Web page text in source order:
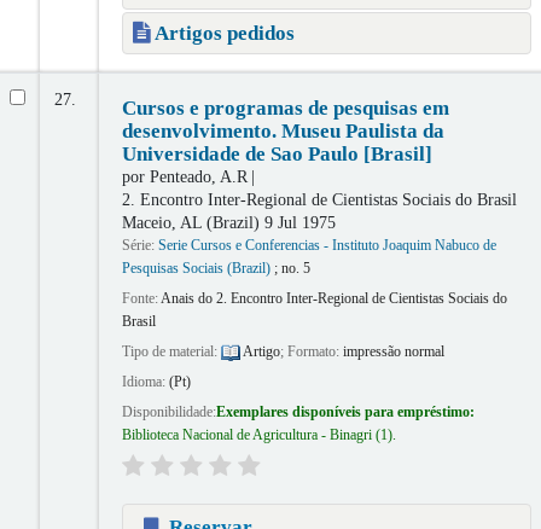
Artigos pedidos
27.
Cursos e programas de pesquisas em
desenvolvimento. Museu Paulista da
Universidade de Sao Paulo [Brasil]
por Penteado, A.R
2. Encontro Inter-Regional de Cientistas Sociais do Brasil
Maceio, AL (Brazil) 9 Jul 1975
Série: Serie Cursos e Conferencias - Instituto Joaquim Nabuco de
Pesquisas Sociais (Brazil); no. 5
Fonte:Anais do 2. Encontro Inter-Regional de Cientistas Sociais do
Brasil
Tipo de material:
Artigo; Formato: impressão normal
Idioma: (Pt)
Disponibilidade:Exemplares disponíveis para empréstimo:
Biblioteca Nacional de Agricultura - Binagri(1).